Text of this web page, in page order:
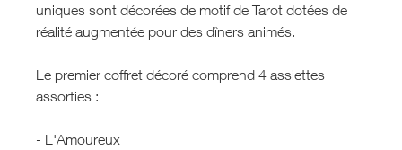
uniques sont décorées de motif de Tarot dotées de
réalité augmentée pour des dîners animés.
Le premier coffret décoré comprend 4 assiettes
assorties :
- L'Amoureux